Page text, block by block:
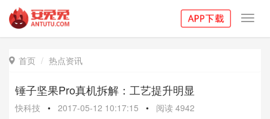
 首页 热点资讯
锤子坚果Pro真机拆解：工艺提升明显
快科技 • 2017-05-12 10:17:15 • 阅读 4942